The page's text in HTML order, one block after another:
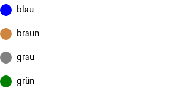
blau
braun
grau
grün